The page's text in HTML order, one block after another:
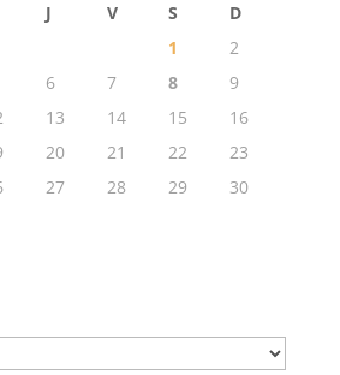
J V S
D
1
2
6 7 8
9
13 14 15
16
20 21 22
23
27 28 29
30